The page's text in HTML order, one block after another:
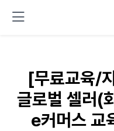
[무료교육/
글로벌 셀러(
e커머스 교